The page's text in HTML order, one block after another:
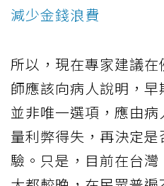
減少金錢浪費
所以，現在專家建議
師應該向病人說明，早
並非唯一選項，應由
量利弊得失，再決定
驗。只是，目前在台